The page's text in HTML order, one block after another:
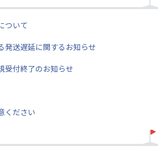
ついて
発送遅延に関するお知らせ
受付終了のお知らせ
ください